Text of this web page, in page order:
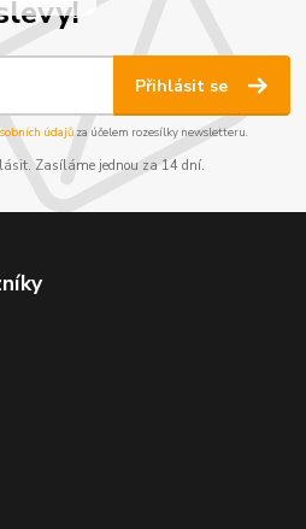
Přihlásit se
údajůza účelem rozesílky newsletteru.
Zasíláme jednou za 14 dní.